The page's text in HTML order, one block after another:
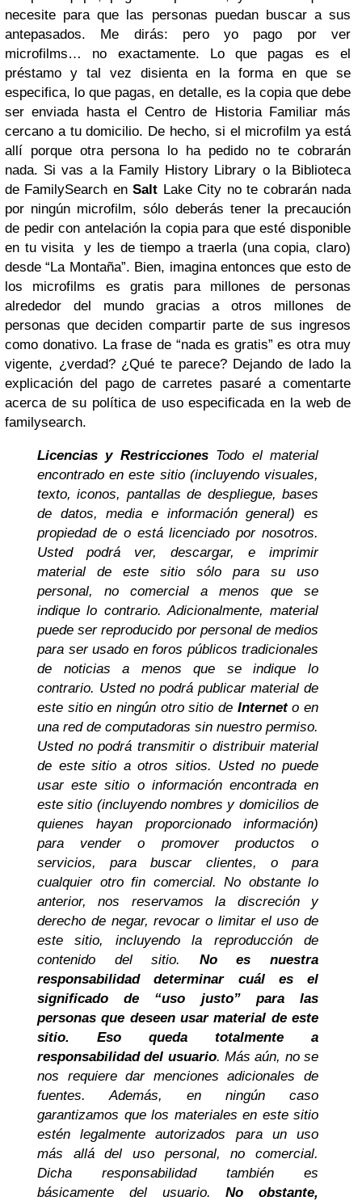
necesite para que las personas puedan buscar a sus
antepasados.
Me dirás: pero yo pago por ver
microfilms… no exactamente. Lo que pagas es el
préstamo y tal vez disienta en la forma en que se
especifica, lo que pagas, en detalle, es la copia que debe
ser enviada hasta el Centro de Historia Familiar más
cercano a tu domicilio. De hecho, si el microfilm ya está
allí porque otra persona lo ha pedido no te cobrarán
nada. Si vas a la Family History Library o la Biblioteca
de FamilySearch enSalt Lake City no te cobrarán nada
por ningún microfilm, sólo deberás tener la precaución
de pedir con antelación la copia para que esté disponible
en tu visita y les de tiempo a traerla (una copia, claro)
desde “La Montaña”. Bien, imagina entonces que esto de
los microfilms es gratis para millones de personas
alrededor del mundo gracias a otros millones de
personas que deciden compartir parte de sus ingresos
como donativo. La frase de “nada es gratis” es otra muy
vigente, ¿verdad? ¿Qué te parece? Dejando de lado la
explicación del pago de carretes pasaré a comentarte
acerca de su política de uso especificada en la web de
familysearch.
Licencias y Restricciones Todo el material
encontrado en este sitio (incluyendo visuales,
texto, iconos, pantallas de despliegue, bases
de datos, media e información general) es
propiedad de o está licenciado por nosotros.
Usted podrá ver, descargar, e imprimir
material de este sitio sólo para su uso
personal, no comercial a menos que se
indique lo contrario. Adicionalmente, material
puede ser reproducido por personal de medios
para ser usado en foros públicos tradicionales
de noticias a menos que se indique lo
contrario. Usted no podrá publicar material de
este sitio en ningún otro sitio de Interneto en
una red de computadoras sin nuestro permiso.
Usted no podrá transmitir o distribuir material
de este sitio a otros sitios. Usted no puede
usar este sitio o información encontrada en
este sitio (incluyendo nombres y domicilios de
quienes hayan proporcionado información)
para vender o promover productos o
servicios, para buscar clientes, o para
cualquier otro fin comercial. No obstante lo
anterior, nos reservamos la discreción y
derecho de negar, revocar o limitar el uso de
este sitio, incluyendo la reproducción de
contenido del sitio. No es nuestra
responsabilidad determinar cuál es el
significado de “uso justo” para las
personas que deseen usar material de este
sitio. Eso queda totalmente a
responsabilidad del usuario. Más aún, no se
nos requiere dar menciones adicionales de
fuentes. Además, en ningún caso
garantizamos que los materiales en este sitio
estén legalmente autorizados para un uso
más allá del uso personal, no comercial.
Dicha responsabilidad también es
básicamente del usuario.No obstante,